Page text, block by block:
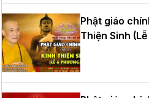
HT.Thích Thọ Lạc được suy cử
Trưởng BTS GHPGVN tỉnh Nghệ
Phật giáo
Thiện Sinh